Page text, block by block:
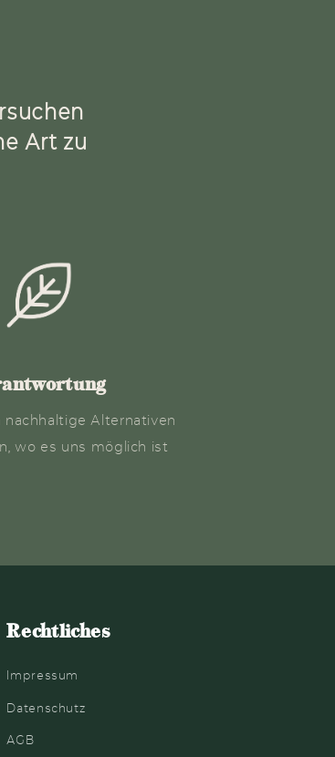
Art zu
nachhaltige Alternativen
wo es uns möglich ist
Rechtliches
Impressum
Datenschutz
AGB